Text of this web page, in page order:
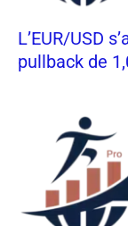
L’EUR/USD
pullback de